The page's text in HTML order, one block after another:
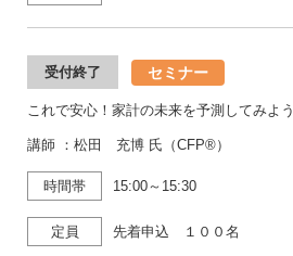
受付終了 セミナー
これで安心！家計の未来を予測してみよう
講師 ：松田 充博 氏（CFP®）
時間帯 15:00～15:30
定員 先着申込 １００名